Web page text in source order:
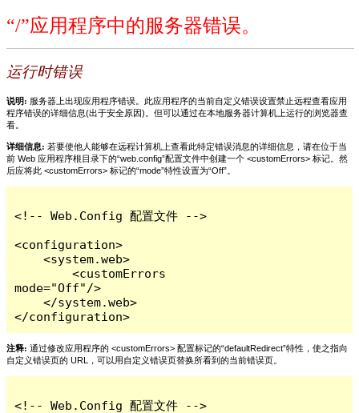
“/”应用程序中的服务器错误。
运行时错误
说明: 服务器上出现应用程序错误。此应用程序的当前自定义错误设置禁止远程查看应用
程序错误的详细信息(出于安全原因)。但可以通过在本地服务器计算机上运行的浏览器查
看。
详细信息: 若要使他人能够在远程计算机上查看此特定错误消息的详细信息，请在位于当
前 Web 应用程序根目录下的“web.config”配置文件中创建一个 <customErrors> 标记。然
后应将此 <customErrors> 标记的“mode”特性设置为“Off”。
<!-- Web.Config 配置文件 -->
<configuration>
    <system.web>
        <customErrors
mode="Off"/>
    </system.web>
</configuration>
注释: 通过修改应用程序的 <customErrors> 配置标记的“defaultRedirect”特性，使之指向
自定义错误页的 URL，可以用自定义错误页替换所看到的当前错误页。
<!-- Web.Config 配置文件 -->